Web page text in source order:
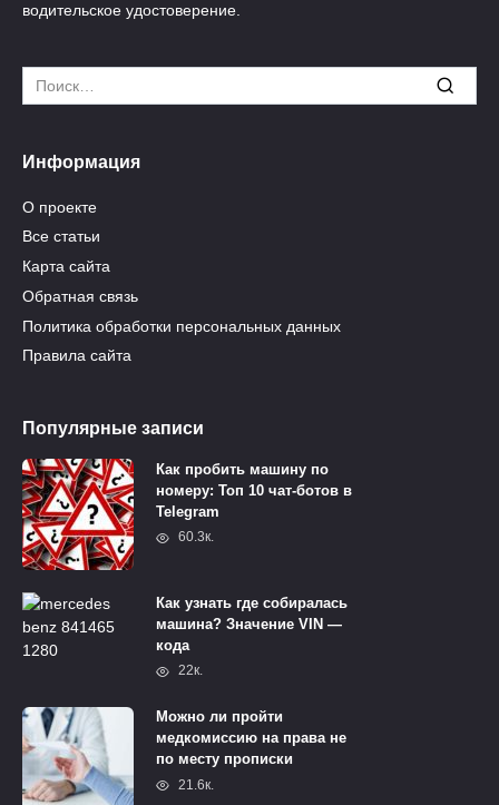
водительское удостоверение.
Search
for:
Информация
О проекте
Все статьи
Карта сайта
Обратная связь
Политика обработки персональных данных
Правила сайта
Популярные записи
Как пробить машину по
номеру: Топ 10 чат-ботов в
Telegram
60.3к.
Как узнать где собиралась
машина? Значение VIN —
кода
22к.
Можно ли пройти
медкомиссию на права не
по месту прописки
21.6к.